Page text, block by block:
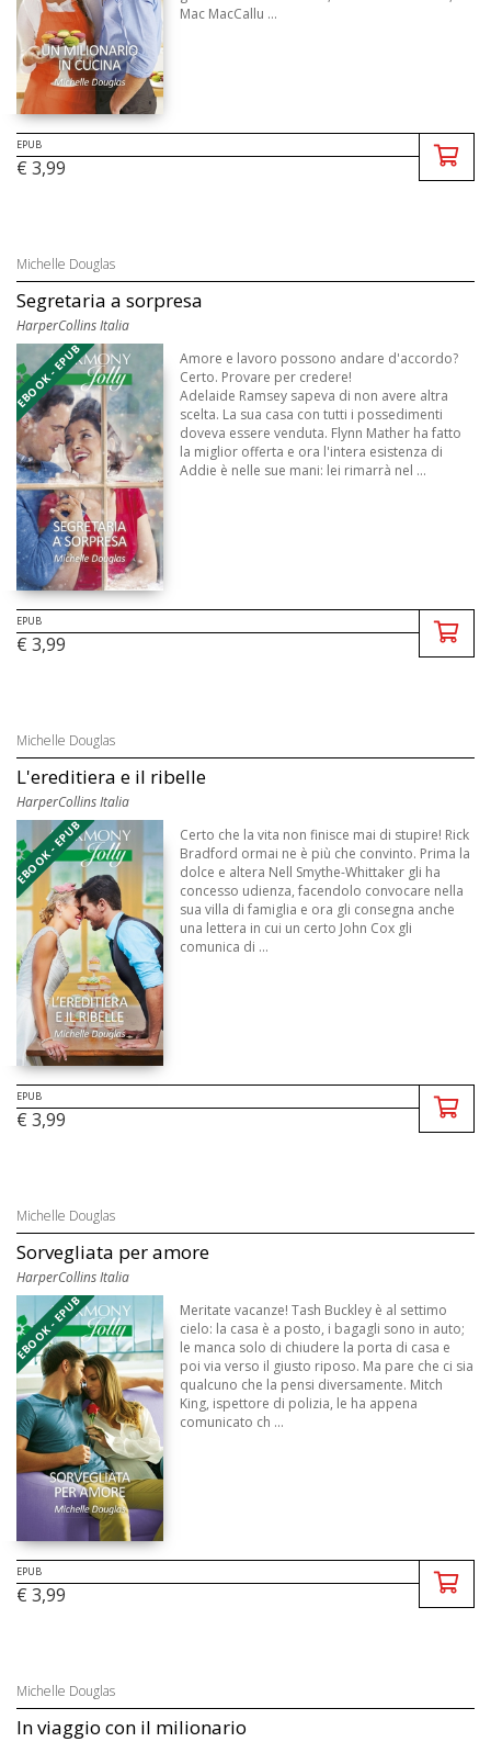
Mac MacCallu ...
EPUB
€ 3,99
Michelle Douglas
Segretaria a sorpresa
HarperCollins Italia
EBOOK - EPUB
Amore e lavoro possono andare d'accordo?
Certo. Provare per credere!
Adelaide Ramsey sapeva di non avere altra
scelta. La sua casa con tutti i possedimenti
doveva essere venduta. Flynn Mather ha fatto
la miglior offerta e ora l'intera esistenza di
Addie è nelle sue mani: lei rimarrà nel ...
EPUB
€ 3,99
Michelle Douglas
L'ereditiera e il ribelle
HarperCollins Italia
EBOOK - EPUB
Certo che la vita non finisce mai di stupire! Rick
Bradford ormai ne è più che convinto. Prima la
dolce e altera Nell Smythe-Whittaker gli ha
concesso udienza, facendolo convocare nella
sua villa di famiglia e ora gli consegna anche
una lettera in cui un certo John Cox gli
comunica di ...
EPUB
€ 3,99
Michelle Douglas
Sorvegliata per amore
HarperCollins Italia
EBOOK - EPUB
Meritate vacanze! Tash Buckley è al settimo
cielo: la casa è a posto, i bagagli sono in auto;
le manca solo di chiudere la porta di casa e
poi via verso il giusto riposo. Ma pare che ci sia
qualcuno che la pensi diversamente. Mitch
King, ispettore di polizia, le ha appena
comunicato ch ...
EPUB
€ 3,99
Michelle Douglas
In viaggio con il milionario